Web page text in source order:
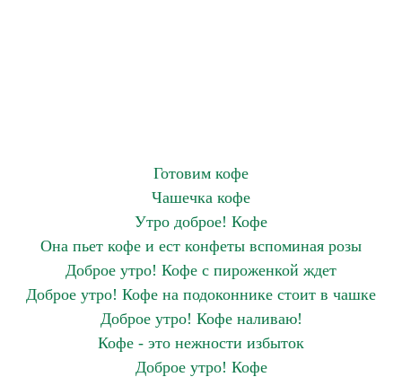
Готовим кофе
Чашечка кофе
Утро доброе! Кофе
Она пьет кофе и ест конфеты вспоминая розы
Доброе утро! Кофе с пироженкой ждет
Доброе утро! Кофе на подоконнике стоит в чашке
Доброе утро! Кофе наливаю!
Кофе - это нежности избыток
Доброе утро! Кофе